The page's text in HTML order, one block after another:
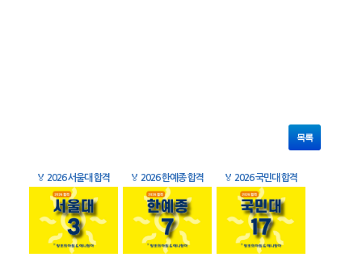
목록
🏅 2026 서울대 합격 🏅 2026 한예종 합격 🏅 2026 국민대 합격